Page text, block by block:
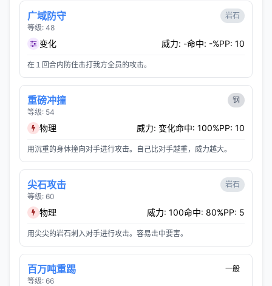
广域防守
等级: 48
岩石
变化 威力: -命中: -%PP: 10
在１回合内防住击打我方全员的攻击。
重磅冲撞
等级: 54
钢
物理 威力: 变化命中: 100%PP: 10
用沉重的身体撞向对手进行攻击。自己比对手越重，威力越大。
尖石攻击
等级: 60
岩石
物理 威力: 100命中: 80%PP: 5
用尖尖的岩石刺入对手进行攻击。容易击中要害。
百万吨重踢
等级: 66
一般